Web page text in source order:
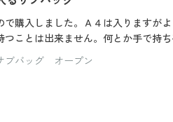
で購入しました。Ａ４は入りますが
つことは出来ません。何とか手で持
ブバッグ オープン